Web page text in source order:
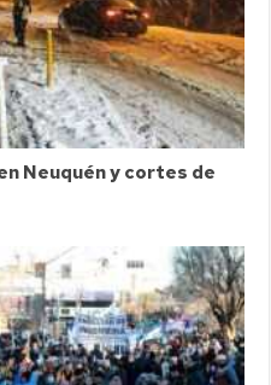
Neuquén y cortes de